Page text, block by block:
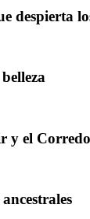
despierta
y el